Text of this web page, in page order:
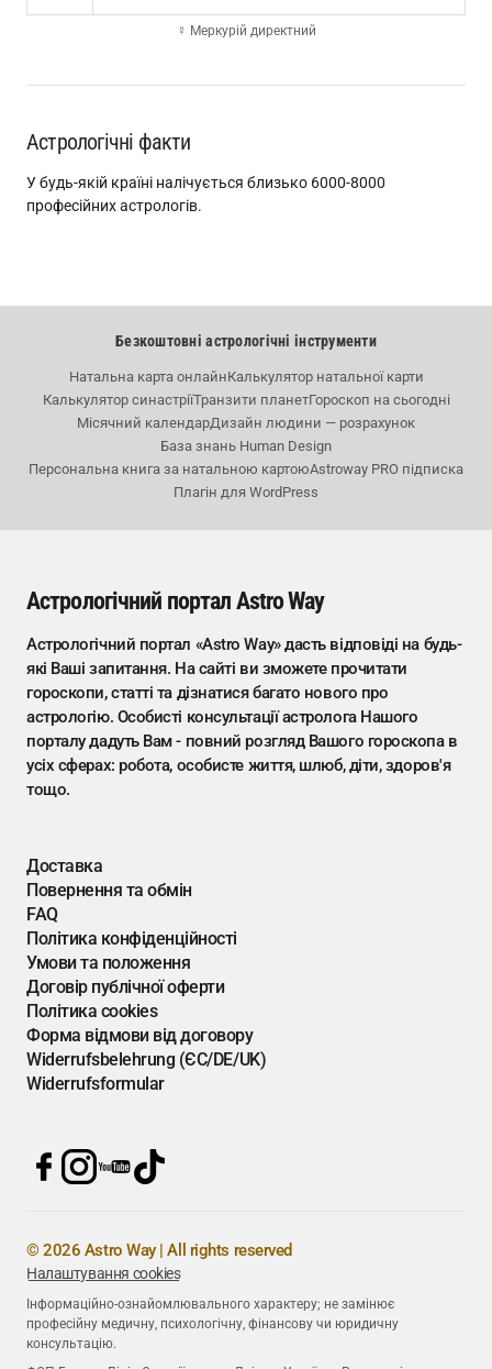
☿ Меркурій директний
Астрологічні факти
У будь-якій країні налічується близько 6000-8000
професійних астрологів.
Безкоштовні астрологічні інструменти
Натальна карта онлайнКалькулятор натальної карти
Калькулятор синастріїТранзити планетГороскоп на сьогодні
Місячний календарДизайн людини — розрахунок
База знань Human Design
Персональна книга за натальною картоюAstroway PRO підписка
Плагін для WordPress
Астрологічний портал Astro Way
Астрологічний портал «Astro Way» дасть відповіді на будь-
які Ваші запитання. На сайті ви зможете прочитати
гороскопи, статті та дізнатися багато нового про
астрологію. Особисті консультації астролога Нашого
порталу дадуть Вам - повний розгляд Вашого гороскопа в
усіх сферах: робота, особисте життя, шлюб, діти, здоров'я
тощо.
Доставка
Повернення та обмін
FAQ
Політика конфіденційності
Умови та положення
Договір публічної оферти
Політика cookies
Форма відмови від договору
Widerrufsbelehrung (ЄС/DE/UK)
Widerrufsformular
© 2026 Astro Way | All rights reserved
Налаштування cookies
Інформаційно-ознайомлювального характеру; не замінює
професійну медичну, психологічну, фінансову чи юридичну
консультацію.